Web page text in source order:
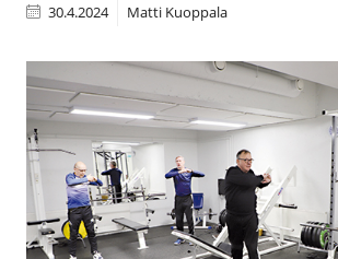
30.4.2024 Matti Kuoppala